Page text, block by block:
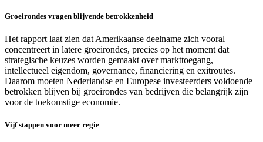
Groeirondes vragen blijvende betrokkenheid
Het rapport laat zien dat Amerikaanse deelname zich vooral
concentreert in latere groeirondes, precies op het moment dat
strategische keuzes worden gemaakt over markttoegang,
intellectueel eigendom, governance, financiering en exitroutes.
Daarom moeten Nederlandse en Europese investeerders voldoende
betrokken blijven bij groeirondes van bedrijven die belangrijk zijn
voor de toekomstige economie.
Vijf stappen voor meer regie